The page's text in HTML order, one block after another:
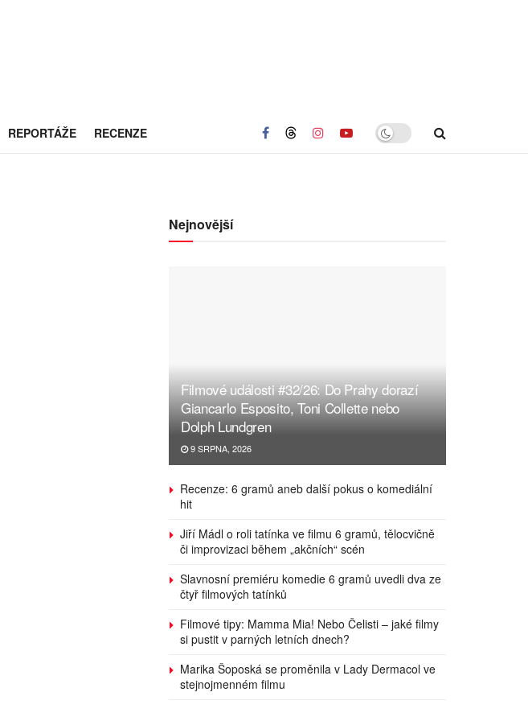
REPORTÁŽE RECENZE
Nejnovější
Filmové události #32/26: Do Prahy dorazí
Giancarlo Esposito, Toni Collette nebo
Dolph Lundgren
9 SRPNA, 2026
Recenze: 6 gramů aneb další pokus o komediální
hit
Jiří Mádl o roli tatínka ve filmu 6 gramů, tělocvičně
či improvizaci během „akčních“ scén
Slavnosní premiéru komedie 6 gramů uvedli dva ze
čtyř filmových tatínků
Filmové tipy: Mamma Mia! Nebo Čelisti – jaké filmy
si pustit v parných letních dnech?
Marika Šoposká se proměnila v Lady Dermacol ve
stejnojmenném filmu